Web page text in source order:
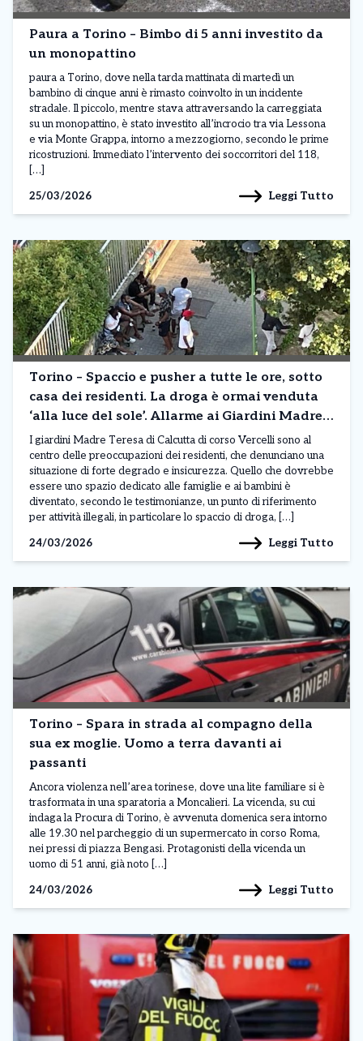
Paura a Torino – Bimbo di 5 anni investito da
un monopattino
paura a Torino, dove nella tarda mattinata di martedì un
bambino di cinque anni è rimasto coinvolto in un incidente
stradale. Il piccolo, mentre stava attraversando la carreggiata
su un monopattino, è stato investito all’incrocio tra via Lessona
e via Monte Grappa, intorno a mezzogiorno, secondo le prime
ricostruzioni. Immediato l’intervento dei soccorritori del 118,
[…]
25/03/2026
Leggi Tutto
Torino – Spaccio e pusher a tutte le ore, sotto
casa dei residenti. La droga è ormai venduta
‘alla luce del sole’. Allarme ai Giardini Madre
Teresa
I giardini Madre Teresa di Calcutta di corso Vercelli sono al
centro delle preoccupazioni dei residenti, che denunciano una
situazione di forte degrado e insicurezza. Quello che dovrebbe
essere uno spazio dedicato alle famiglie e ai bambini è
diventato, secondo le testimonianze, un punto di riferimento
per attività illegali, in particolare lo spaccio di droga, […]
24/03/2026
Leggi Tutto
Torino – Spara in strada al compagno della
sua ex moglie. Uomo a terra davanti ai
passanti
Ancora violenza nell’area torinese, dove una lite familiare si è
trasformata in una sparatoria a Moncalieri. La vicenda, su cui
indaga la Procura di Torino, è avvenuta domenica sera intorno
alle 19.30 nel parcheggio di un supermercato in corso Roma,
nei pressi di piazza Bengasi. Protagonisti della vicenda un
uomo di 51 anni, già noto […]
24/03/2026
Leggi Tutto